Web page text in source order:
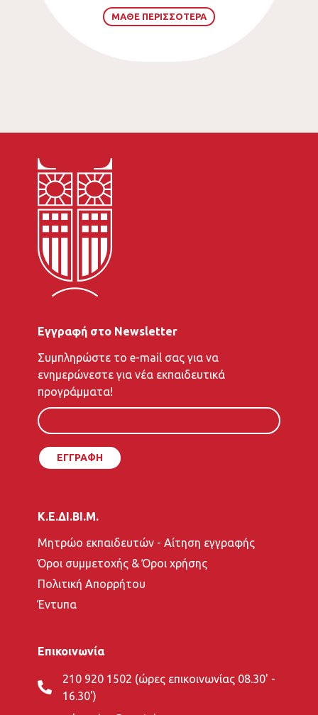
ΜΑΘΕ ΠΕΡΙΣΣΟΤΕΡΑ
Εγγραφή στο Newsletter
To
e-
mail
σας
Συμπληρώστε το e-mail σας για να
ενημερώνεστε για νέα εκπαιδευτικά
προγράμματα!
Κ.Ε.ΔΙ.ΒΙ.Μ.
Μητρώο εκπαιδευτών - Αίτηση εγγραφής
Όροι συμμετοχής & Όροι χρήσης
Πολιτική Απορρήτου
Έντυπα
Επικοινωνία
210 920 1502 (ώρες επικοινωνίας 08.30' -
16.30')